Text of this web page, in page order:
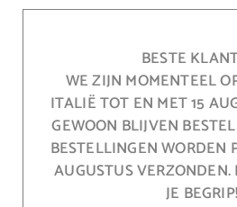
BESTE
WE ZIJN MOMENTEEL
ITALIË TOT EN MET 15
GEWOON BLIJVEN
BESTELLINGEN WORDEN
AUGUSTUS
JE BEGRIP!